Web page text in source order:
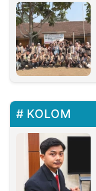
KOLOM